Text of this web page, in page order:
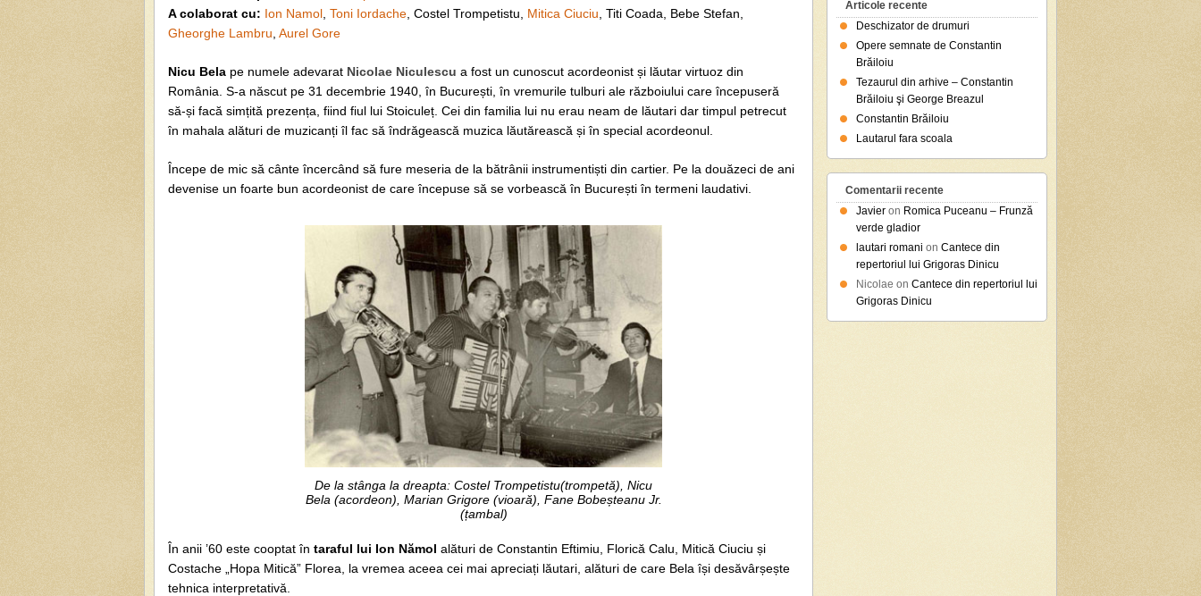
A colaborat cu: Ion Namol Toni Iordache , Costel Trompetistu, Mitica Ciuciu , Titi Coada, Bebe Stefan,
Gheorghe Lambru Aurel Gore
Nicu Bela pe numele adevarat Nicolae Niculescu a fost un cunoscut acordeonist și lăutar virtuoz din
România. S-a născut pe 31 decembrie 1940, în București, în vremurile tulburi ale războiului care începuseră
să-și facă simțită prezența, fiind fiul lui Stoiculeț. Cei din familia lui nu erau neam de lăutari dar timpul petrecut
în mahala alături de muzicanți îl fac să îndrăgească muzica lăutărească și în special acordeonul.
Începe de mic să cânte încercând să fure meseria de la bătrânii instrumentiști din cartier. Pe la douăzeci de ani
devenise un foarte bun acordeonist de care începuse să se vorbească în București în termeni laudativi.
De la stânga la dreapta: Costel Trompetistu(trompetă), Nicu
Bela (acordeon), Marian Grigore (vioară), Fane Bobeșteanu Jr.
(țambal)
În anii ’60 este cooptat în taraful lui Ion Nămol alături de Constantin Eftimiu, Florică Calu, Mitică Ciuciu și
Costache „Hopa Mitică” Florea, la vremea aceea cei mai apreciați lăutari, alături de care Bela își desăvârșește
tehnica interpretativă.
Articole recente
Deschizator de drumuri
Opere semnate de Constantin
Brăiloiu
Tezaurul din arhive – Constantin
Brăiloiu şi George Breazul
Constantin Brăiloiu
Lautarul fara scoala
Comentarii recente
Javier on Romica Puceanu – Frunză
verde gladior
lautari romani on Cantece din
repertoriul lui Grigoras Dinicu
Nicolae on Cantece din repertoriul lui
Grigoras Dinicu